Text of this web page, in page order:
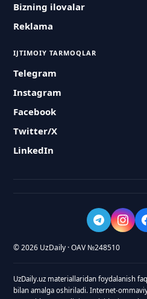
Bizning ilovalar
Reklama
IJTIMOIY TARMOQLAR
Telegram
Instagram
Facebook
Twitter/X
LinkedIn
© 2026 UzDaily · OAV №248510
UzDaily.uz materiallaridan foydalanish
bilan amalga oshiriladi. Internet-